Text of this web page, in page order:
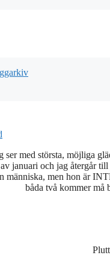
ser med största, möjliga
januari och jag återgår
men hon är
båda två kommer